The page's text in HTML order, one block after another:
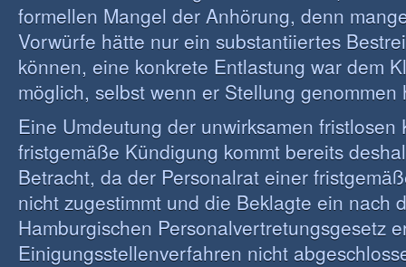
formellen Mangel der Anhörung, denn
Vorwürfe hätte nur ein substantiiertes
können, eine konkrete Entlastung war dem
möglich, selbst wenn er Stellung genommen
Eine Umdeutung der unwirksamen
fristgemäße Kündigung kommt bereits
Betracht, da der Personalrat einer
nicht zugestimmt und die Beklagte ein nach
Hamburgischen Personalvertretungsgesetz
Einigungsstellenverfahren nicht